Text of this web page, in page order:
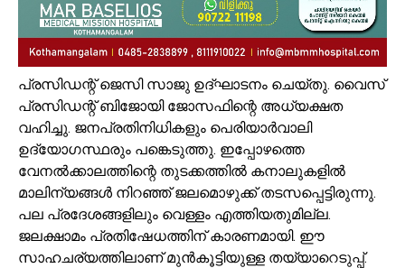
പ്രസിഡന്റ് ജെസി സാജു ഉദ്ഘാടനം ചെയ്തു. വൈസ്
പ്രസിഡന്റ് ബിജോയി ജോസഫിന്റെ അധ്യക്ഷത
വഹിച്ചു. ജനപ്രതിനിധികളും പെരിയാര്‍വാലി
ഉദ്യോഗസ്ഥരും പങ്കെടുത്തു. ഇപ്പോഴത്തെ
വേനല്‍ക്കാലത്തിന്റെ തുടക്കത്തില്‍ കനാലുകളില്‍
മാലിന്യങ്ങള്‍ നിറഞ്ഞ് ജലമൊഴുക്ക് തടസപ്പെട്ടിരുന്നു.
പല പ്രദേശങ്ങളിലും വെള്ളം എത്തിയതുമില്ല.
ജലക്ഷാമം പ്രതിഷേധത്തിന് കാരണമായി. ഈ
സാഹചര്യത്തിലാണ് മുന്‍കൂട്ടിയുള്ള തയ്യാറെടുപ്പ്.